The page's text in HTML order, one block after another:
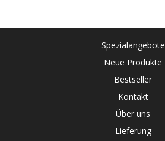
Spezialangebote
Neue Produkte
Bestseller
Kontakt
Über uns
Lieferung